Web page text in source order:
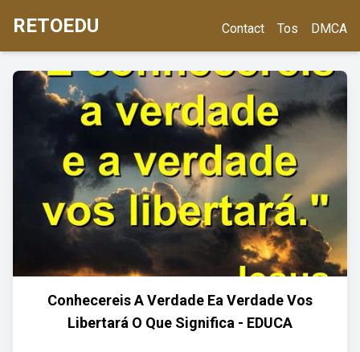
RETOEDU Contact Tos DMCA
Conhecereis A Verdade Ea Verdade Vos
Libertará O Que Significa - EDUCA